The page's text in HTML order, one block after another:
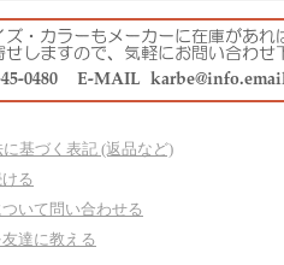
基づく表記 (返品など)
る
いて問い合わせる
達に教える